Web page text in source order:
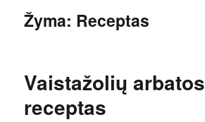
Žyma: Receptas
Vaistažolių arbatos
receptas